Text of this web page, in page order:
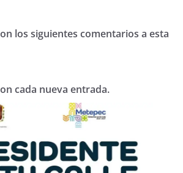
los siguientes comentarios a esta
cada nueva entrada.